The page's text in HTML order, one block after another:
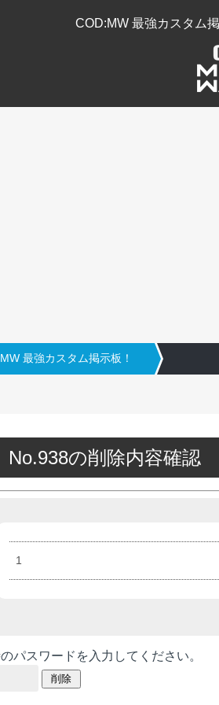
COD:MW 最強カスタム
最強カスタム掲示板！
No.938の削除内容確認
1
パスワードを入力してください。